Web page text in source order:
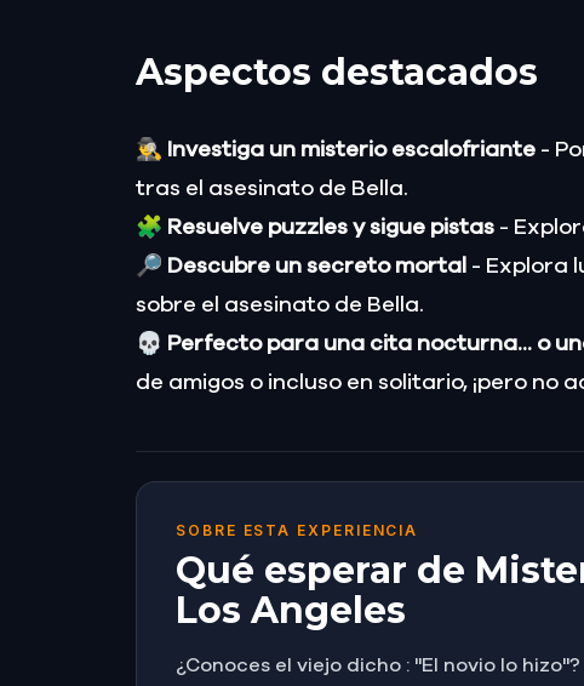
Aspectos destacados
🕵️‍♂️ Investiga un misterio escalofriante -
tras el asesinato de Bella.
🧩 Resuelve puzzles y sigue pistas -
🔎 Descubre un secreto mortal - Explora
sobre el asesinato de Bella.
💀 Perfecto para una cita nocturna... o
de amigos o incluso en solitario, ¡pero no
SOBRE ESTA EXPERIENCIA
Qué esperar de
Los Angeles
¿Conoces el viejo dicho : "El novio lo